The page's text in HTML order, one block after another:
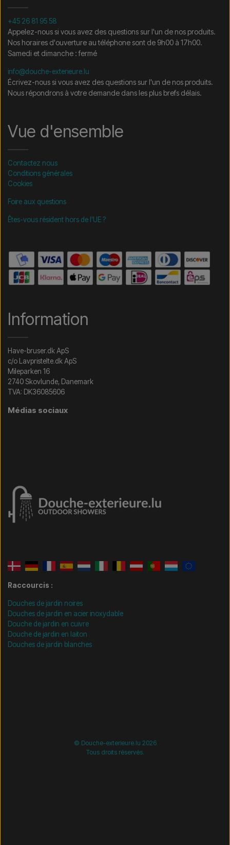
+45 26 81 95 58
Appelez-nous si vous avez des questions sur l'un de nos produits.
Nos horaires d'ouverture au téléphone sont de 9h00 à 17h00.
Samedi et dimanche : fermé
info@douche-exterieure.lu
Écrivez-nous si vous avez des questions sur l'un de nos produits.
Nous répondrons à votre demande dans les plus brefs délais.
Vue d'ensemble
Contactez nous
Conditions générales
Cookies
Foire aux questions
Êtes-vous résident hors de l'UE ?
Information
Have-bruser.dk ApS
c/o Lavpristelte.dk ApS
Mileparken 16
2740 Skovlunde, Danemark
TVA: DK36085606
Médias sociaux
Raccourcis :
Douches de jardin noires
Douches de jardin en acier inoxydable
Douche de jardin en cuivre
Douche de jardin en laiton
Douches de jardin blanches
© Douche-exterieure.lu 2026
Tous droits réservés.